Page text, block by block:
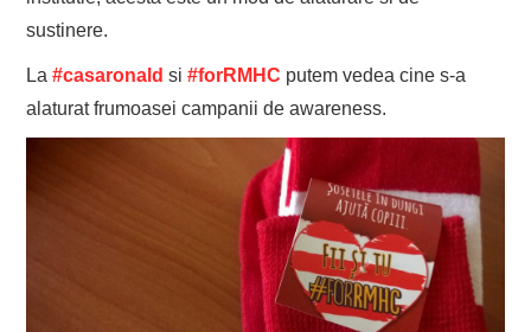
sustinere.
La‪#‎casaronald ‬ si ‪#‎forRMHC ‬ putem vedea cine s-a
alaturat frumoasei campanii de awareness.